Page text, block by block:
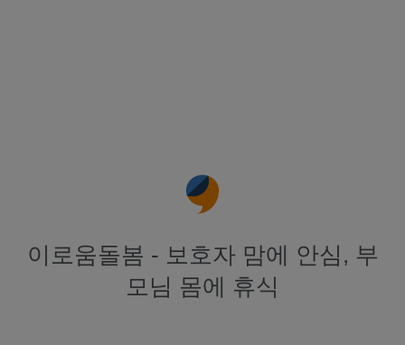
이로움돌봄 - 보호자 맘에 안심, 부
모님 몸에 휴식